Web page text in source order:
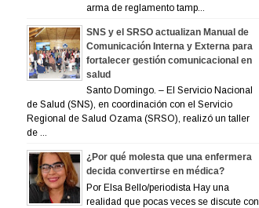
arma de reglamento tamp...
SNS y el SRSO actualizan Manual de
Comunicación Interna y Externa para
fortalecer gestión comunicacional en
salud
Santo Domingo. – El Servicio Nacional
de Salud (SNS), en coordinación con el Servicio
Regional de Salud Ozama (SRSO), realizó un taller
de ...
¿Por qué molesta que una enfermera
decida convertirse en médica?
Por Elsa Bello/periodista Hay una
realidad que pocas veces se discute con